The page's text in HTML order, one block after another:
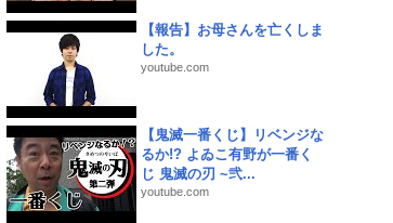
【報告】お母さんを亡くしま
した。
youtube.com
【鬼滅一番くじ】リベンジな
るか!? よゐこ有野が一番く
じ 鬼滅の刃 ~弐...
youtube.com